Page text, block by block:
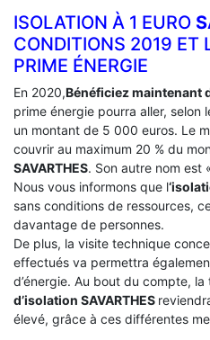
ISOLATION À 1 EURO
CONDITIONS 2019 ET
PRIME ÉNERGIE
En 2020,Bénéficiez maintenant
prime énergie pourra aller, selon
un montant de 5 000 euros. Le
couvrir au maximum 20 % du
SAVARTHES. Son autre nom est
Nous vous informons que l
sans conditions de ressources,
davantage de personnes.
De plus, la visite technique
effectués va permettra
d’énergie. Au bout du compte,
d’isolation SAVARTHES
élevé, grâce à ces différentes